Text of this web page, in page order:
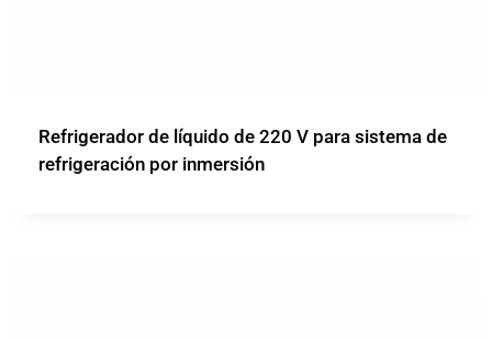
Refrigerador de líquido de 220 V para sistema de
refrigeración por inmersión